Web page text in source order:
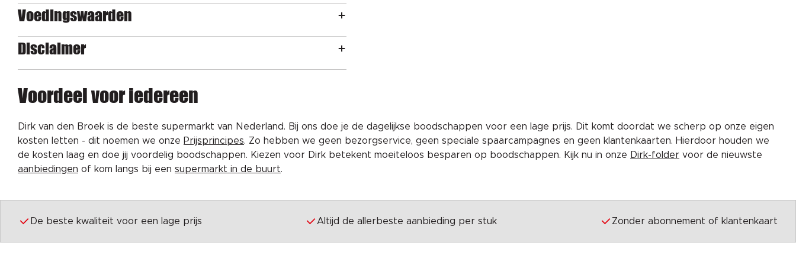
Voedingswaarden
Disclaimer
Voordeel voor iedereen
Dirk van den Broek is de beste supermarkt van Nederland. Bij ons doe je de dagelijkse boodschappen voor een lage prijs. Dit komt doordat we scherp op onze eigen
kosten letten - dit noemen we onze Prijsprincipes. Zo hebben we geen bezorgservice, geen speciale spaarcampagnes en geen klantenkaarten. Hierdoor houden we
de kosten laag en doe jij voordelig boodschappen. Kiezen voor Dirk betekent moeiteloos besparen op boodschappen. Kijk nu in onze Dirk-folder voor de nieuwste
aanbiedingen of kom langs bij een supermarkt in de buurt.
De beste kwaliteit voor een lage prijs Altijd de allerbeste aanbieding per stuk Zonder abonnement of klantenkaart